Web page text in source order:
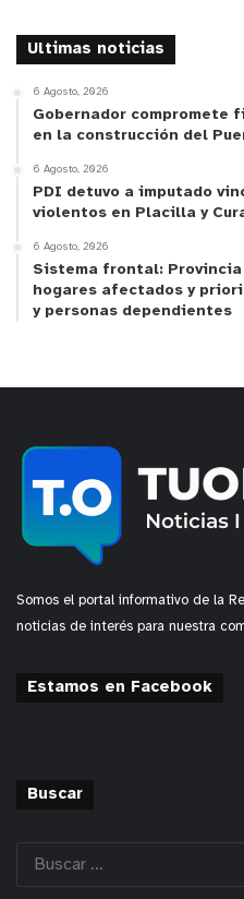
Ultimas noticias
6 Agosto, 2026
Gobernador compromete
en la construcción del
6 Agosto, 2026
PDI detuvo a imputado
violentos en Placilla y
6 Agosto, 2026
Sistema frontal:
hogares afectados y
y personas dependientes
Somos el portal informativo de la
noticias de interés para nuestra
Estamos en Facebook
Buscar